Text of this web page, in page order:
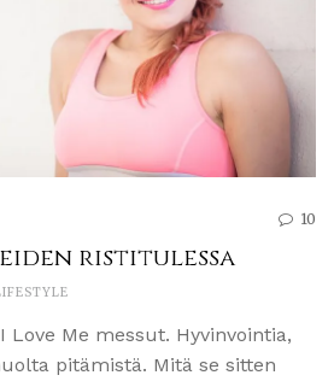
10
ristitulessa
Love Me messut. Hyvinvointia,
pitämistä. Mitä se sitten